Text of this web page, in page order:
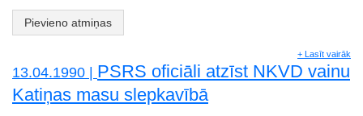
Pievieno atmiņas
+ Lasīt vairāk
13.04.1990 | PSRS oficiāli atzīst NKVD vainu
Katiņas masu slepkavībā